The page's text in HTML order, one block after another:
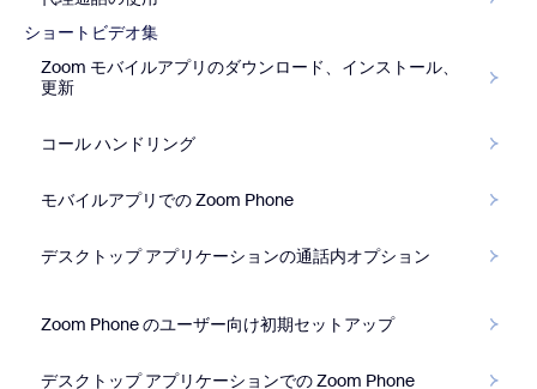
ショートビデオ集
Zoom モバイルアプリのダウンロード、インストール、
更新
コール ハンドリング
モバイルアプリでの Zoom Phone
デスクトップ アプリケーションの通話内オプション
Zoom Phone のユーザー向け初期セットアップ
デスクトップ アプリケーションでの Zoom Phone